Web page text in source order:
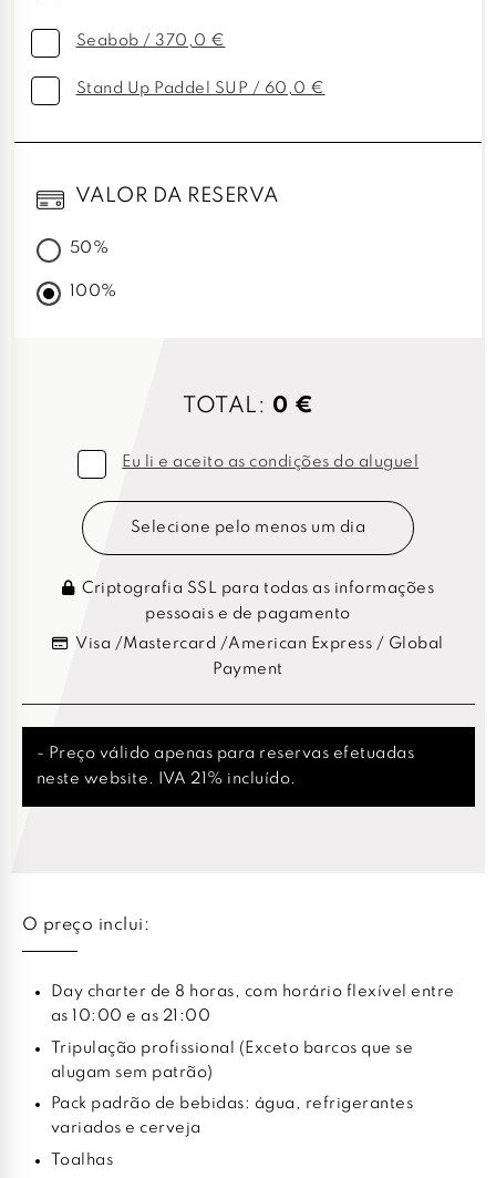
Seabob / 370,0 €
Stand Up Paddel SUP / 60,0 €
VALOR DA RESERVA
50%
100%
TOTAL: 0 €
Eu li e aceito as condições do aluguel
Selecione pelo menos um dia
Criptografia SSL para todas as informações
pessoais e de pagamento
Visa /Mastercard /American Express / Global
Payment
- Preço válido apenas para reservas efetuadas
neste website. IVA 21% incluído.
O preço inclui:
Day charter de 8 horas, com horário flexível entre
as 10:00 e as 21:00
Tripulação profissional (Exceto barcos que se
alugam sem patrão)
Pack padrão de bebidas: água, refrigerantes
variados e cerveja
Toalhas